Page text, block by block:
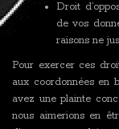
Droit
de vos
raisons ne
Pour exercer ces
aux coordonnées en
avez une plainte
nous aimerions en